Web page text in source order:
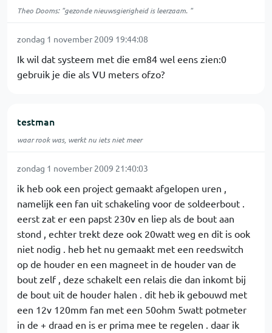
Theo Dooms: "gezonde nieuwsgierigheid is leerzaam. "
zondag 1 november 2009 19:44:08
Ik wil dat systeem met die em84 wel eens zien:0
gebruik je die als VU meters ofzo?
testman
waar rook was, werkt nu iets niet meer
zondag 1 november 2009 21:40:03
ik heb ook een project gemaakt afgelopen uren ,
namelijk een fan uit schakeling voor de soldeerbout .
eerst zat er een papst 230v en liep als de bout aan
stond , echter trekt deze ook 20watt weg en dit is ook
niet nodig . heb het nu gemaakt met een reedswitch
op de houder en een magneet in de houder van de
bout zelf , deze schakelt een relais die dan inkomt bij
de bout uit de houder halen . dit heb ik gebouwd met
een 12v 120mm fan met een 50ohm 5watt potmeter
in de + draad en is er prima mee te regelen . daar ik